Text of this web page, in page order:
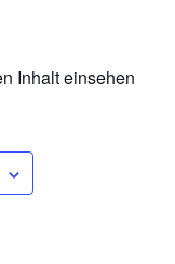
Inhalt einsehen